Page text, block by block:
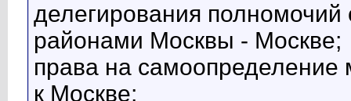
делегирования полномочий
районами Москвы - Москве;
права на самоопределение
к Москве;